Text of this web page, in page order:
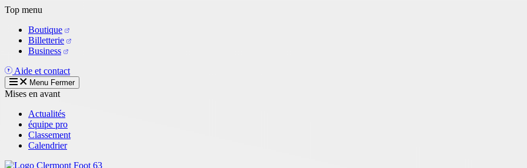
Aller
contenu
principal
Top menu
Boutique
Billetterie
Business
Aide et contact
Menu Fermer
Mises en avant
Actualités
équipe pro
Classement
Calendrier